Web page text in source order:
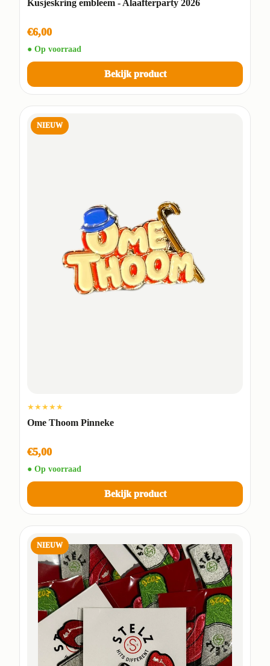
Kusjeskring embleem - Alaafterparty 2026
€6,00
● Op voorraad
Bekijk product
NIEUW
★★★★★
Ome Thoom Pinneke
€5,00
● Op voorraad
Bekijk product
NIEUW